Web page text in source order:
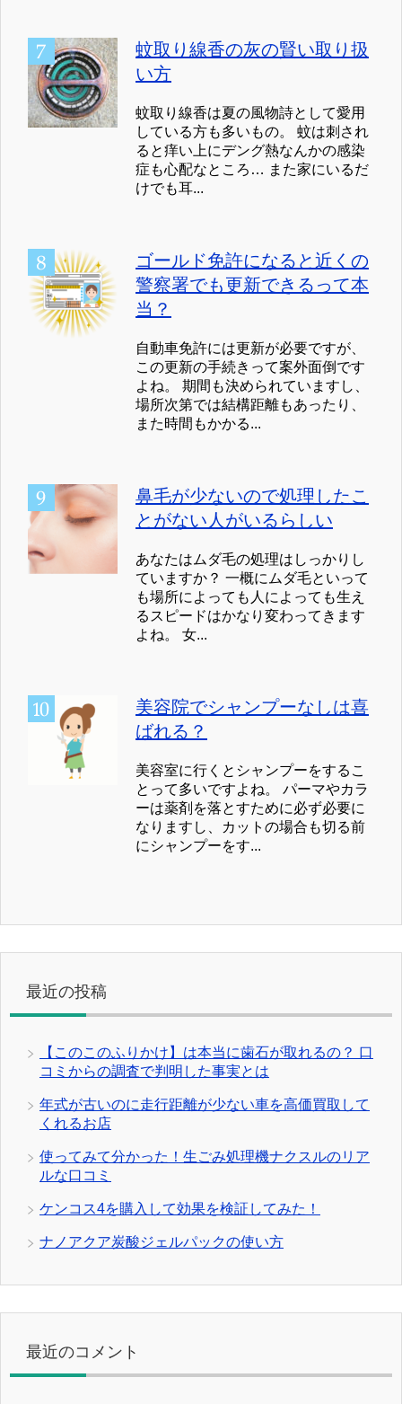
蚊取り線香の灰の賢い取り扱
い方
蚊取り線香は夏の風物詩として愛用
している方も多いもの。 蚊は刺され
ると痒い上にデング熱なんかの感染
症も心配なところ… また家にいるだ
けでも耳...
ゴールド免許になると近くの
警察署でも更新できるって本
当？
自動車免許には更新が必要ですが、
この更新の手続きって案外面倒です
よね。 期間も決められていますし、
場所次第では結構距離もあったり、
また時間もかかる...
鼻毛が少ないので処理したこ
とがない人がいるらしい
あなたはムダ毛の処理はしっかりし
ていますか？ 一概にムダ毛といって
も場所によっても人によっても生え
るスピードはかなり変わってきます
よね。 女...
美容院でシャンプーなしは喜
ばれる？
美容室に行くとシャンプーをするこ
とって多いですよね。 パーマやカラ
ーは薬剤を落とすために必ず必要に
なりますし、カットの場合も切る前
にシャンプーをす...
最近の投稿
【このこのふりかけ】は本当に歯石が取れるの？ 口
コミからの調査で判明した事実とは
年式が古いのに走行距離が少ない車を高価買取して
くれるお店
使ってみて分かった！生ごみ処理機ナクスルのリア
ルな口コミ
ケンコス4を購入して効果を検証してみた！
ナノアクア炭酸ジェルパックの使い方
最近のコメント